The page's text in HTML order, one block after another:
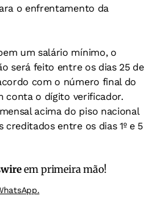
o enfrentamento da
um salário mínimo, o
será feito entre os dias 25 de
com o número final do
conta o dígito verificador.
acima do piso nacional
entre os dias 1º e 5
em primeira mão!